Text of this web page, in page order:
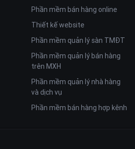
Phần mềm bán hàng online
Thiết kế website
Phần mềm quản lý sàn TMĐT
Phần mềm quản lý bán hàng
trên MXH
Phần mềm quản lý nhà hàng
và dịch vụ
Phần mềm bán hàng hợp kênh